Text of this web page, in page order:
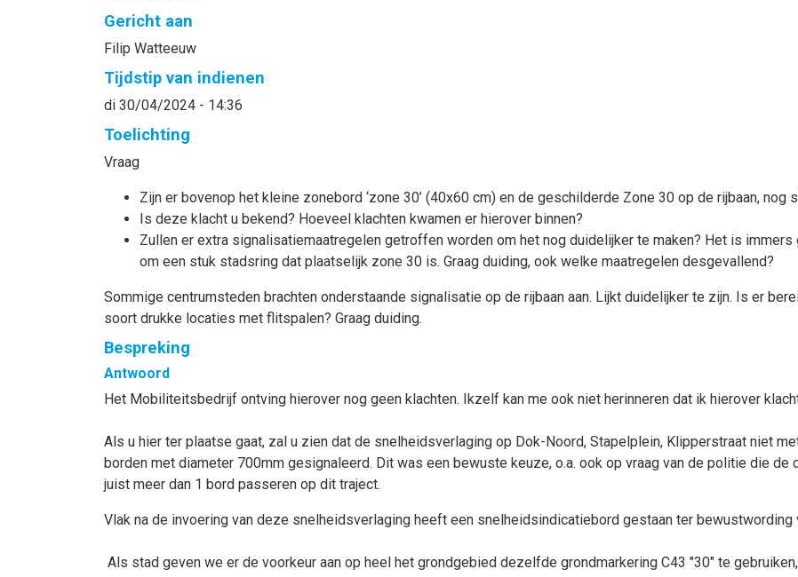
Gericht aan
Filip Watteeuw
Tijdstip van indienen
di 30/04/2024 - 14:36
Toelichting
Vraag
Zijn er bovenop het kleine zonebord ‘zone 30’ (40x60 cm) en de geschilderde Zone 30 op de rijbaan, nog
Is deze klacht u bekend? Hoeveel klachten kwamen er hierover binnen?
Zullen er extra signalisatiemaatregelen getroffen worden om het nog duidelijker te maken? Het is
om een stuk stadsring dat plaatselijk zone 30 is. Graag duiding, ook welke maatregelen desgevallend?
Sommige centrumsteden brachten onderstaande signalisatie op de rijbaan aan. Lijkt duidelijker te zijn. Is er
soort drukke locaties met flitspalen? Graag duiding.
Bespreking
Antwoord
Het Mobiliteitsbedrijf ontving hierover nog geen klachten. Ikzelf kan me ook niet herinneren dat ik hierover
Als u hier ter plaatse gaat, zal u zien dat de snelheidsverlaging op Dok-Noord, Stapelplein, Klipperstraat niet
borden met diameter 700mm gesignaleerd. Dit was een bewuste keuze, o.a. ook op vraag van de politie die
juist meer dan 1 bord passeren op dit traject.
Vlak na de invoering van deze snelheidsverlaging heeft een snelheidsindicatiebord gestaan ter bewustwording
Als stad geven we er de voorkeur aan op heel het grondgebied dezelfde grondmarkering C43 "30" te